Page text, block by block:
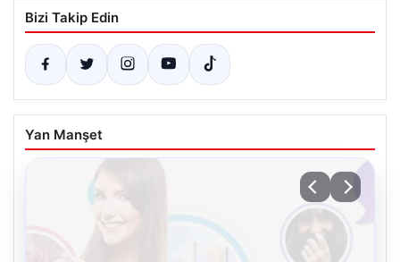
Bizi Takip Edin
Yan Manşet